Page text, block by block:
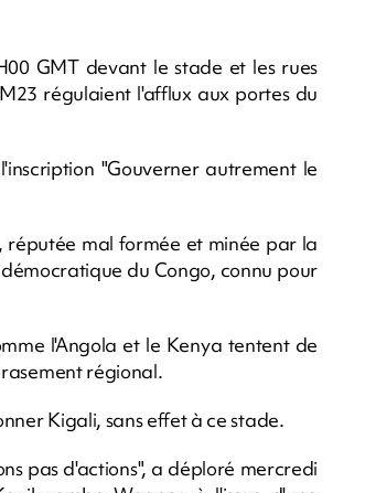
GMT devant le stade et les rues
régulaient l'afflux aux portes du
"Gouverner autrement le
réputée mal formée et minée par la
du Congo, connu pour
l'Angola et le Kenya tentent de
régional.
Kigali, sans effet à ce stade.
pas d'actions", a déploré mercredi